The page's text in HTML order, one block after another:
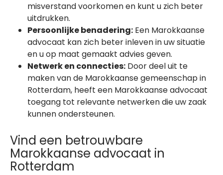
misverstand voorkomen en kunt u zich beter
uitdrukken.
Persoonlijke benadering: Een Marokkaanse
advocaat kan zich beter inleven in uw situatie
en u op maat gemaakt advies geven.
Netwerk en connecties: Door deel uit te
maken van de Marokkaanse gemeenschap in
Rotterdam, heeft een Marokkaanse advocaat
toegang tot relevante netwerken die uw zaak
kunnen ondersteunen.
Vind een betrouwbare
Marokkaanse advocaat in
Rotterdam